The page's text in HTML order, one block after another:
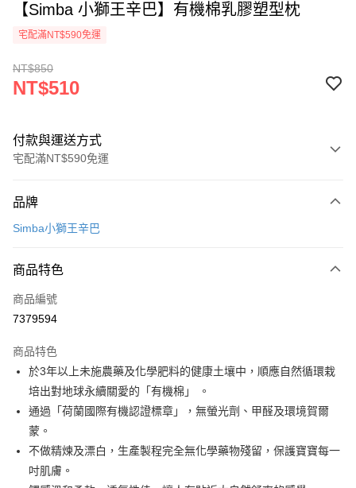
【Simba 小獅王辛巴】有機棉乳膠塑型枕
宅配滿NT$590免運
NT$850
NT$510
付款與運送方式
宅配滿NT$590免運
信用卡一次付款
Apple Pay
街口支付
Google Pay
AFTEE先享後付
相關說明
【關於「AFTEE先享後付」】
AFTEE先享後付是「在收到商品之後才付款」的支付方式。 讓您購物簡單
便利好安心！
１．簡單：不需註冊會員、不需綁卡、不需儲值。
２．便利：只要手機號碼，簡訊認證，即可結帳。
ATM付款
運送方式
品牌
Simba小獅王辛巴
商品特色
商品編號
7379594
商品特色
於3年以上未施農藥及化學肥料的健康土壤中，順應自然循環栽
培出對地球永續關愛的「有機棉」 。
通過「荷蘭國際有機認證標章」，無螢光劑、甲醛及環境賀爾
蒙。
不做精煉及漂白，生產製程完全無化學藥物殘留，保護寶寶每一
吋肌膚。